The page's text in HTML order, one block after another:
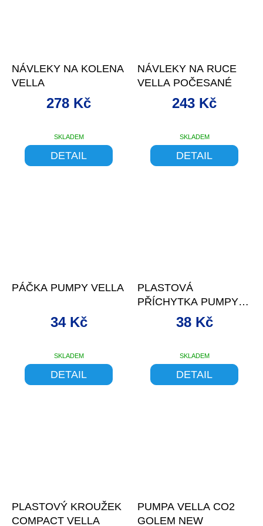
NÁVLEKY NA KOLENA
VELLA
SKLADEM
278 Kč
DETAIL
NÁVLEKY NA RUCE
VELLA POČESANÉ
SKLADEM
243 Kč
DETAIL
PÁČKA PUMPY VELLA
SKLADEM
34 Kč
DETAIL
PLASTOVÁ
PŘÍCHYTKA PUMPY
NA RÁM VELLA
SKLADEM
38 Kč
DETAIL
PLASTOVÝ KROUŽEK
COMPACT VELLA
PUMPA VELLA CO2
GOLEM NEW